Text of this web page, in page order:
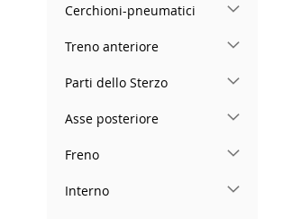
Cerchioni-pneumatici
Treno anteriore
Parti dello Sterzo
Asse posteriore
Freno
Interno